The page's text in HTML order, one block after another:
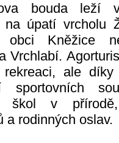
bouda leží
na úpatí vrcholu
Kněžice
Vrchlabí.
ale
sportovních
škol v
a rodinných oslav.